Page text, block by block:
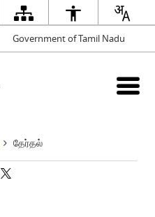
Government of Tamil Nadu
தேர்தல்